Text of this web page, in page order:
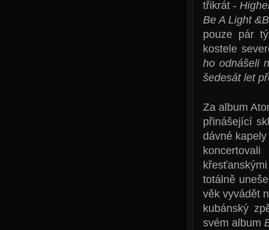
třikrát -
Be A Light&
pouze pár
kostele
ho odnášeli
šedesát let
Za album
přinášející
dávné
totálně
věk vyvádět
kubánský
svém album